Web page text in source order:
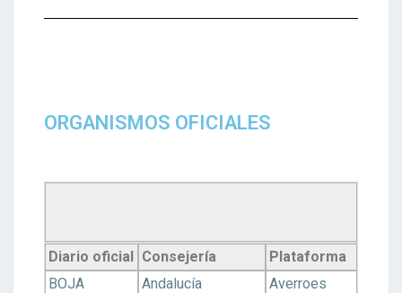
ORGANISMOS OFICIALES
Diario oficial Consejería
Plataforma
BOJA
Andalucía
Averroes